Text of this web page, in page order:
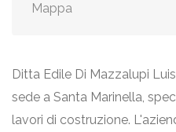
Mappa
Ditta Edile Di Mazzalupi
sede a Santa Marinella,
lavori di costruzione.